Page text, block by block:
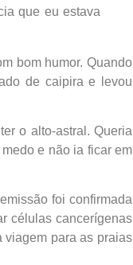
que eu estava
bom humor. Quando
de caipira e levou
o alto-astral. Queria
e não ia ficar em
foi confirmada
células cancerígenas
viagem para as praias